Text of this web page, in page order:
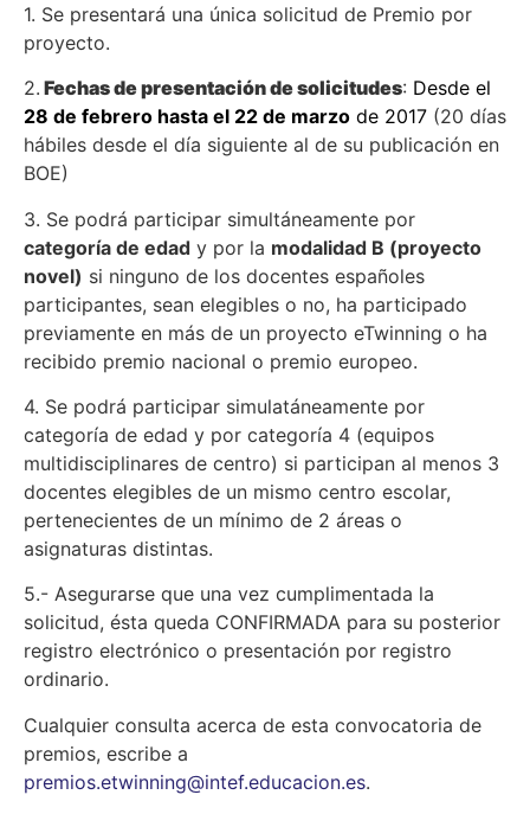
1. Se presentará una única solicitud de Premio por
proyecto.
2. Fechas de presentación de solicitudes: Desde el
28 de febrero hasta el 22 de marzo de 2017 (20 días
hábiles desde el día siguiente al de su publicación en
BOE)
3. Se podrá participar simultáneamente por
categoría de edad y por la modalidad B (proyecto
novel) si ninguno de los docentes españoles
participantes, sean elegibles o no, ha participado
previamente en más de un proyecto eTwinning o ha
recibido premio nacional o premio europeo.
4. Se podrá participar simulatáneamente por
categoría de edad y por categoría 4 (equipos
multidisciplinares de centro) si participan al menos 3
docentes elegibles de un mismo centro escolar,
pertenecientes de un mínimo de 2 áreas o
asignaturas distintas.
5.- Asegurarse que una vez cumplimentada la
solicitud, ésta queda CONFIRMADA para su posterior
registro electrónico o presentación por registro
ordinario.
Cualquier consulta acerca de esta convocatoria de
premios, escribe a
premios.etwinning@intef.educacion.es.